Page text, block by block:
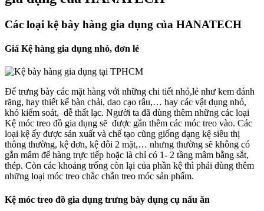
Các loại kệ bày hàng gia dụng của HANATECH
Giá Kệ hàng gia dụng nhỏ, đơn lẻ
Để trưng bày các mặt hàng với những chi tiết nhỏ,lẻ như kem đánh
răng, hay thiết kế bàn chải, dao cạo râu,… hay các vật dụng nhỏ,
khó kiểm soát, dễ thất lạc. Người ta đã dùng thêm những các loại
Kệ móc treo đồ gia dụng sẽ được gắn thêm các móc treo vào. Các
loại kệ ấy được sản xuất và chế tạo cũng giống dạng kệ siêu thị
thông thường, kệ đơn, kệ đôi 2 mặt,… nhưng thường sẽ không có
gắn mâm để hàng trực tiếp hoặc là chỉ có 1- 2 tầng mâm bằng sắt,
thép. Còn các khoảng trống còn lại của phần kệ thì phải dùng thêm
những loại móc treo chắc chắn treo móc sản phẩm.
Kệ móc treo đồ gia dụng trưng bày dụng cụ nấu ăn